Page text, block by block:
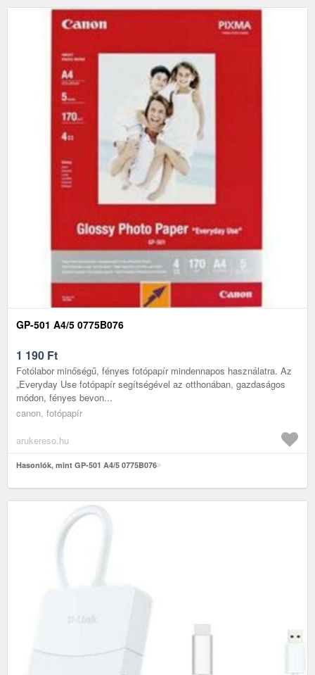
GP-501 A4/5 0775B076
1 190 Ft
Fotólabor minőségű, fényes fotópapír mindennapos használatra. Az
„Everyday Use fotópapír segítségével az otthonában, gazdaságos
módon, fényes bevon...
canon, fotópapír
arukereso.hu
Hasonlók, mint GP-501 A4/5 0775B076